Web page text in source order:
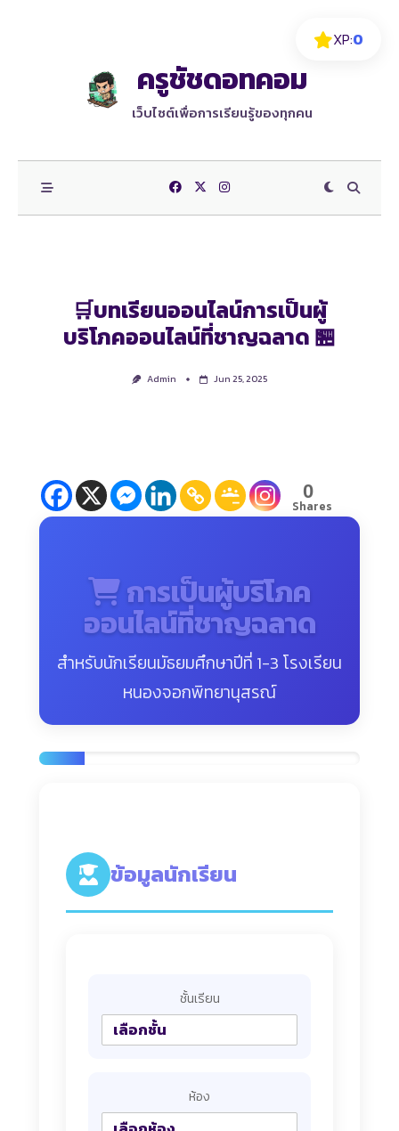
ครูชัชดอทคอม
เว็บไซต์เพื่อการเรียนรู้ของทุกคน
🛒บทเรียนออนไลน์การเป็นผู้
บริโภคออนไลน์ที่ชาญฉลาด 🏪
Admin Jun 25, 2025
0
Shares
การเป็นผู้บริโภค
ออนไลน์ที่ชาญฉลาด
สำหรับนักเรียนมัธยมศึกษาปีที่ 1-3 โรงเรียน
หนองจอกพิทยานุสรณ์
XP:0
ข้อมูลนักเรียน
ชั้นเรียน
ห้อง